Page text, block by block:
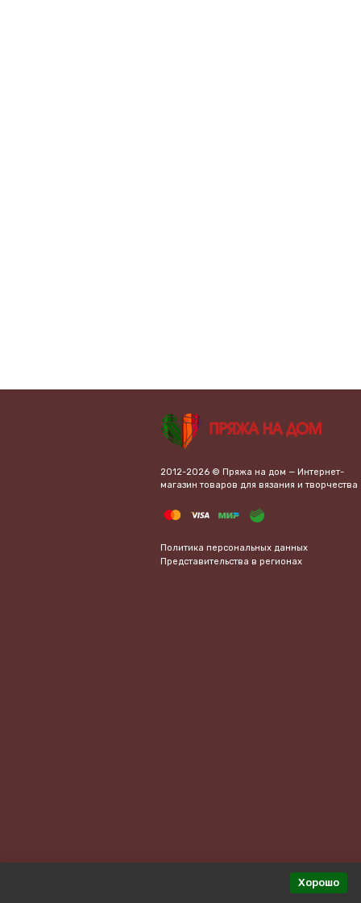
2012-2026 © Пряжа на дом — Интернет-
магазин товаров для вязания и творчества
Политика персональных данных
Представительства в регионах
Хорошо